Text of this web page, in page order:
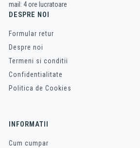
mail: 4 ore lucratoare
DESPRE NOI
Formular retur
Despre noi
Termeni si conditii
Confidentialitate
Politica de Cookies
INFORMATII
Cum cumpar